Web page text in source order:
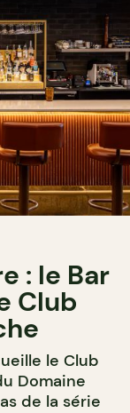
: le Bar
Club
le Club
Domaine
de la série